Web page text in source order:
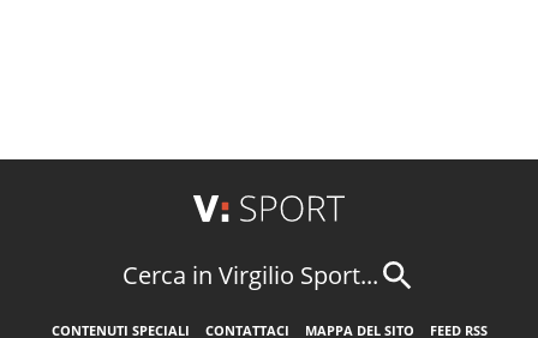
Cerca in Virgilio Sport...
CONTENUTI SPECIALI CONTATTACI MAPPA DEL SITO FEED RSS